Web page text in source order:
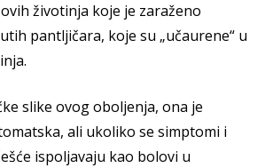
životinja koje je zaraženo
pantljičara, koje su „učaurene“ u
slike ovog oboljenja, ona je
ali ukoliko se simptomi i
ispoljavaju kao bolovi u